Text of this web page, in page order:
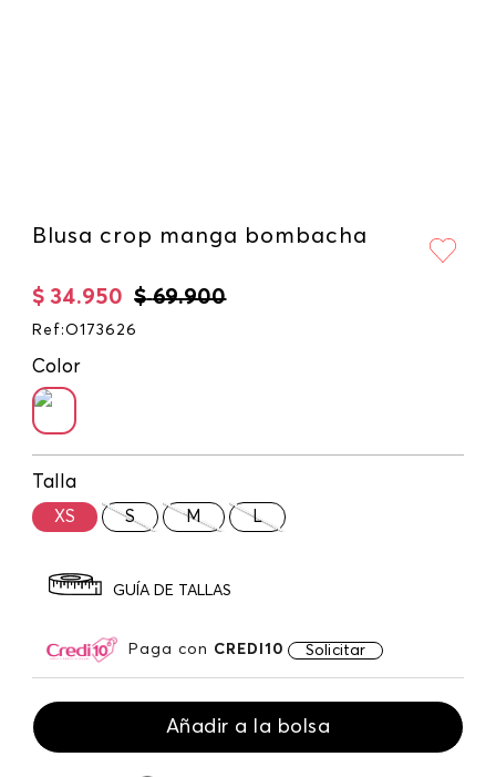
Blusa crop manga bombacha
$ 69.900
$ 34.950
Ref :O173626
Color
Talla
XS S M L
GUÍA DE TALLAS
Paga con CREDI10 Solicitar
Añadir a la bolsa